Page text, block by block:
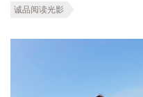
诚品阅读光影